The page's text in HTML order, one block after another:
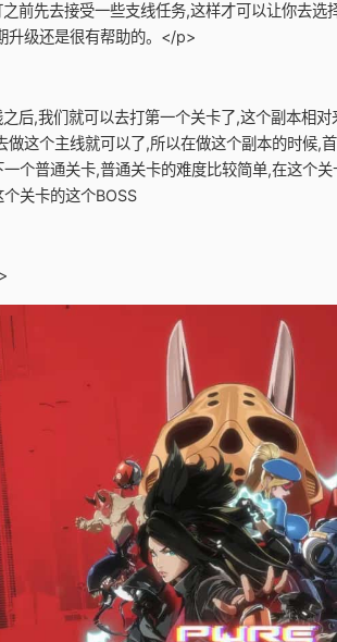
前先去接受一些支线任务,这样才可以让你去选
升级还是很有帮助的。</p>
后,我们就可以去打第一个关卡了,这个副本相
做这个主线就可以了,所以在做这个副本的时候,
个普通关卡,普通关卡的难度比较简单,在这个
关卡的这个BOSS